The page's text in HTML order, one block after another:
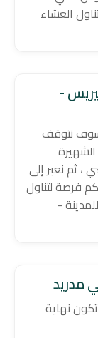
العشاء
-
نتوقف
، ثم نعبر إلى
فرصة لتناول
-
مدريد
نهاية